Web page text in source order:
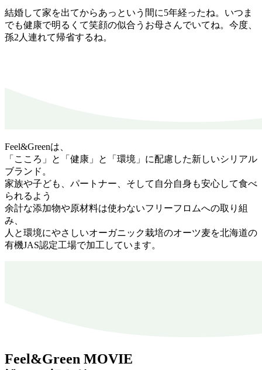
結婚して家を出てからあっという間に5年経ったね。いつま
でも健康で明るくて笑顔の似合うお母さんでいてね。今度、
孫2人連れて帰省するね。
Feel&Greenは、
「こころ」と「健康」と「環境」に配慮した新しいシリアル
ブランド。
家族や子ども、パートナー、そして自分自身も安心して食べ
られるよう
余計な添加物や原材料は使わないフリーフロムへの取り組
み、
人と環境にやさしいオーガニック栽培のオーツ麦を北海道の
有機JAS認定工場で加工しています。
Feel&Green MOVIE